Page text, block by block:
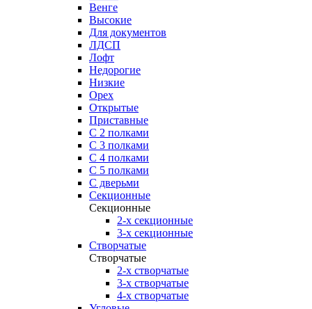
Венге
Высокие
Для документов
ЛДСП
Лофт
Недорогие
Низкие
Орех
Открытые
Приставные
С 2 полками
С 3 полками
С 4 полками
С 5 полками
С дверьми
Секционные
Секционные
2-х секционные
3-х секционные
Створчатые
Створчатые
2-х створчатые
3-х створчатые
4-х створчатые